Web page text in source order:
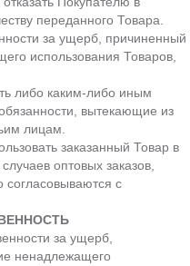
переданного Товара.
за ущерб, причиненный
использования Товаров,
либо каким-либо иным
вытекающие из
лицам.
заказанный Товар в
оптовых заказов,
согласовываются с
за ущерб,
ненадлежащего